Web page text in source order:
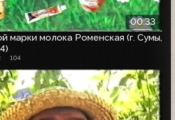
00:33
марки молока Роменская (г. Сумы,
104